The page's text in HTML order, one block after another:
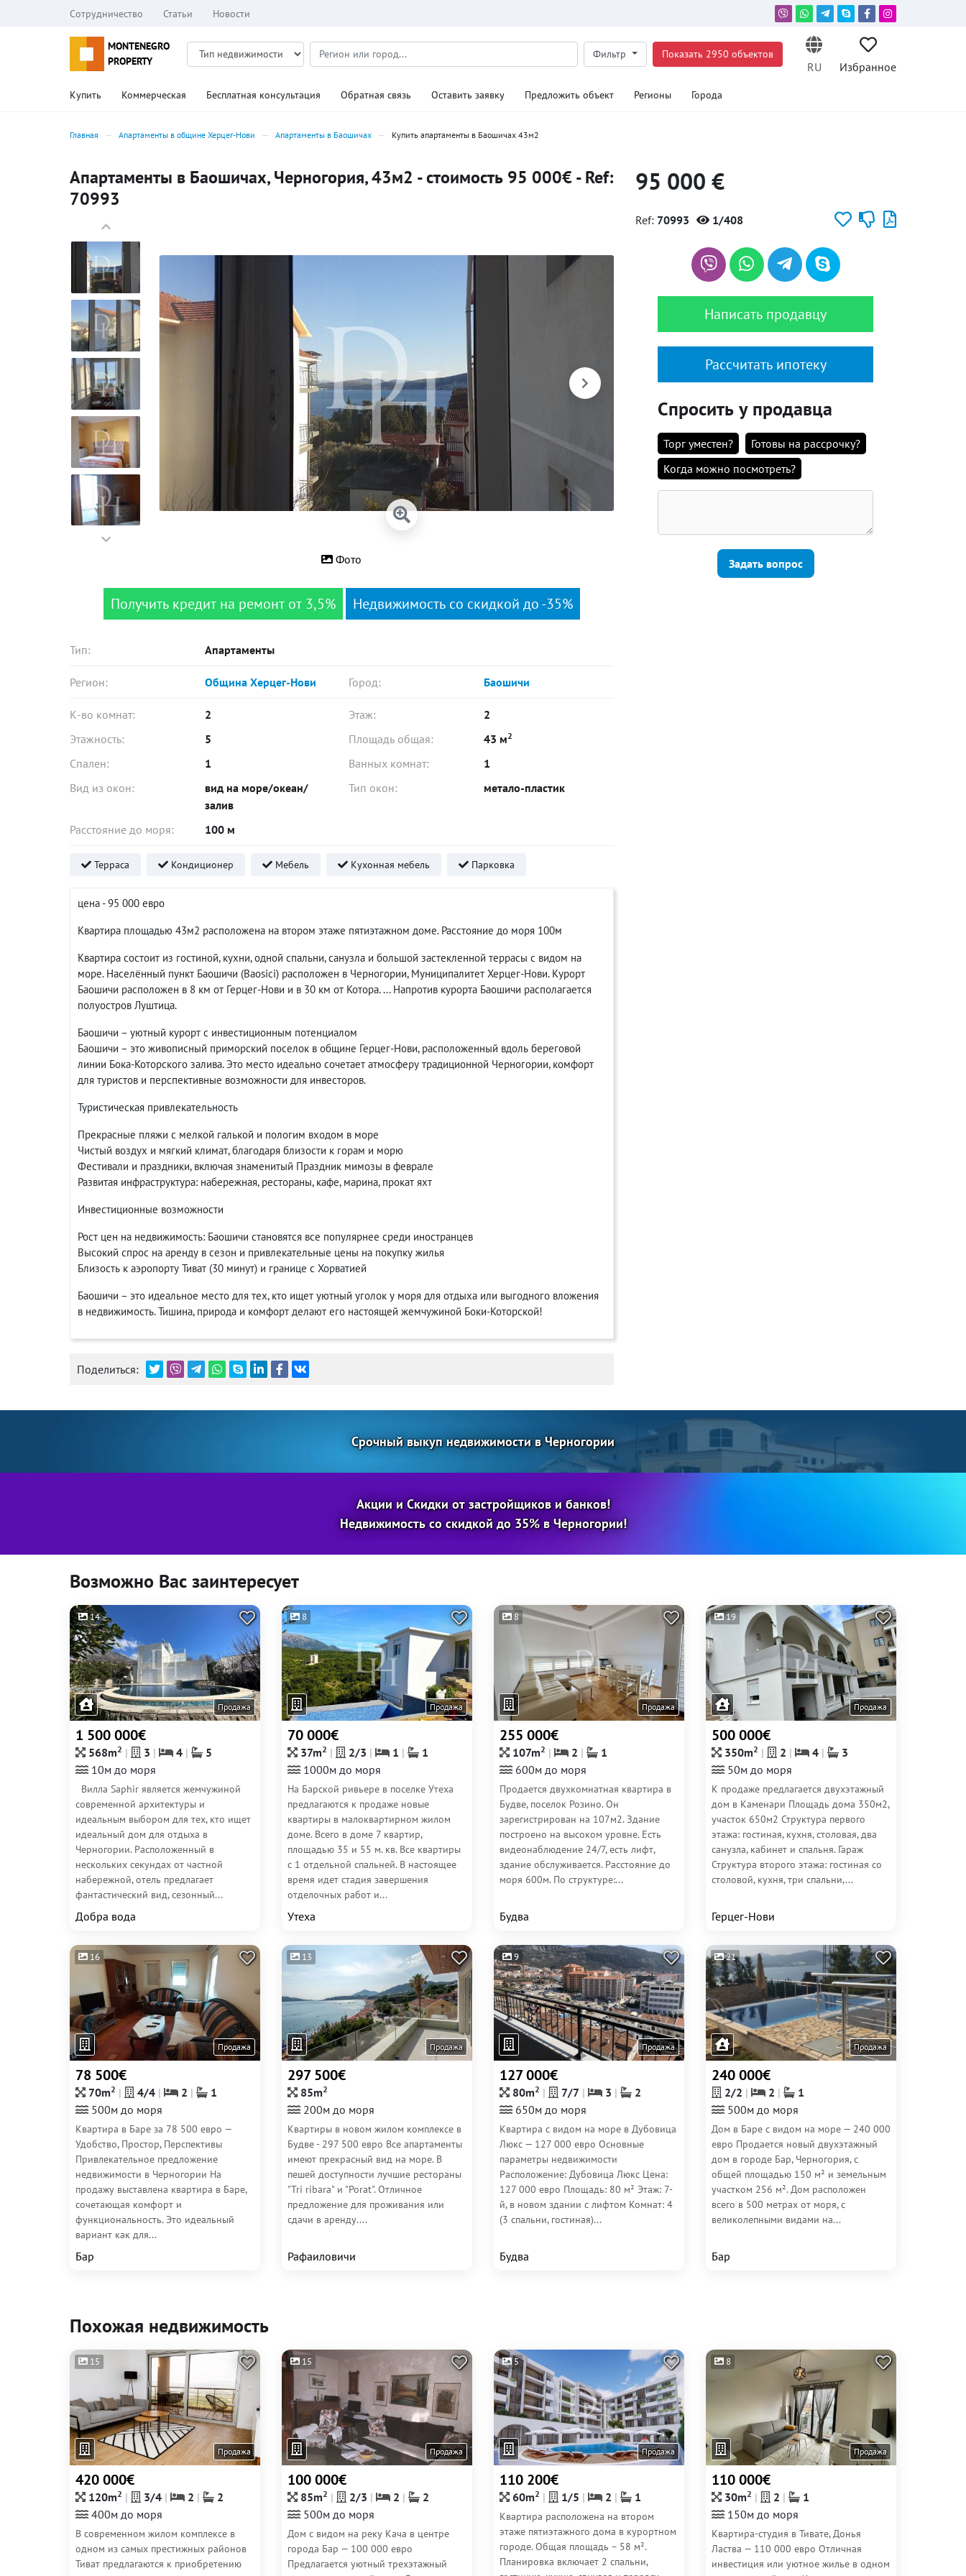
Сотрудничество Статьи Новости
MONTENEGRO
PROPERTY
Фильтр Показать 2950 объектов
RU Избранное
Купить Коммерческая Бесплатная консультация Обратная связь Оставить заявку Предложить объект Регионы Города
Главная Апартаменты в общине Херцег-Нови Апартаменты в Баошичах Купить апартаменты в Баошичах 43м2
Апартаменты в Баошичах, Черногория, 43м2 - стоимость 95 000€ - Ref:
70993
Фото
Получить кредит на ремонт от 3,5% Недвижимость со скидкой до -35%
Тип: Апартаменты
Регион: Община Херцег-Нови Город: Баошичи
К-во комнат: 2 Этаж:
2
Этажность:
5 Площадь общая: 43 м2
Спален: 1 Ванных комнат:
1
Вид из окон:
вид на море/океан/
залив
Тип окон: метало-пластик
Расстояние до моря: 100 м
Терраса Кондиционер Мебель Кухонная мебель Парковка
цена - 95 000 евро
Квартира площадью 43м2 расположена на втором этаже пятиэтажном доме. Расстояние до моря 100м
Квартира состоит из гостиной, кухни, одной спальни, санузла и большой застекленной террасы с видом на
море. Населённый пункт Баошичи (Baosici) расположен в Черногории, Муниципалитет Херцег-Нови. Курорт
Баошичи расположен в 8 км от Герцег-Нови и в 30 км от Котора. ... Напротив курорта Баошичи располагается
полуостров Луштица.
Баошичи – уютный курорт с инвестиционным потенциалом
Баошичи – это живописный приморский поселок в общине Герцег-Нови, расположенный вдоль береговой
линии Бока-Которского залива. Это место идеально сочетает атмосферу традиционной Черногории, комфорт
для туристов и перспективные возможности для инвесторов.
Туристическая привлекательность
Прекрасные пляжи с мелкой галькой и пологим входом в море
Чистый воздух и мягкий климат, благодаря близости к горам и морю
Фестивали и праздники, включая знаменитый Праздник мимозы в феврале
Развитая инфраструктура: набережная, рестораны, кафе, марина, прокат яхт
Инвестиционные возможности
Рост цен на недвижимость: Баошичи становятся все популярнее среди иностранцев
Высокий спрос на аренду в сезон и привлекательные цены на покупку жилья
Близость к аэропорту Тиват (30 минут) и границе с Хорватией
Баошичи – это идеальное место для тех, кто ищет уютный уголок у моря для отдыха или выгодного вложения
в недвижимость. Тишина, природа и комфорт делают его настоящей жемчужиной Боки-Которской!
Поделиться:
95 000 €
Ref: 70993 1/408
Написать продавцу
Рассчитать ипотеку
Спросить у продавца
Торг уместен?
Готовы на рассрочку?
Когда можно посмотреть?
Задать вопрос
Срочный выкуп недвижимости в Черногории
Акции и Скидки от застройщиков и банков!
Недвижимость со скидкой до 35% в Черногории!
Возможно Вас заинтересует
14
Продажа
1 500 000€
568m2 3 4
5
10м до моря
Вилла Saphir является жемчужиной
современной архитектуры и
идеальным выбором для тех, кто ищет
идеальный дом для отдыха в
Черногории. Расположенный в
нескольких секундах от частной
набережной, отель предлагает
фантастический вид, сезонный...
Добра вода
8
Продажа
70 000€
37m2 2/3 1
1
1000м до моря
На Барской ривьере в поселке Утеха
предлагаются к продаже новые
квартиры в малоквартирном жилом
доме. Всего в доме 7 квартир,
площадью 35 и 55 м. кв. Все квартиры
с 1 отдельной спальней. В настоящее
время идет стадия завершения
отделочных работ и...
Утеха
8
Продажа
255 000€
107m2 2
1
600м до моря
Продается двухкомнатная квартира в
Будве, поселок Розино. Он
зарегистрирован на 107м2. Здание
построено на высоком уровне. Есть
видеонаблюдение 24/7, есть лифт,
здание обслуживается. Расстояние до
моря 600м. По структуре:...
Будва
19
Продажа
500 000€
350m2 2 4
3
50м до моря
К продаже предлагается двухэтажный
дом в Каменари Площадь дома 350м2,
участок 650м2 Структура первого
этажа: гостиная, кухня, столовая, два
санузла, кабинет и спальня. Гараж
Структура второго этажа: гостиная со
столовой, кухня, три спальни,...
Герцег-Нови
16
Продажа
78 500€
70m2 4/4 2
1
500м до моря
Квартира в Баре за 78 500 евро —
Удобство, Простор, Перспективы
Привлекательное предложение
недвижимости в Черногории На
продажу выставлена квартира в Баре,
сочетающая комфорт и
функциональность. Это идеальный
вариант как для...
Бар
13
Продажа
297 500€
85m2
200м до моря
Квартиры в новом жилом комплексе в
Будве - 297 500 евро Все апартаменты
имеют прекрасный вид на море. В
пешей доступности лучшие рестораны
"Tri ribara" и "Porat". Отличное
предложение для проживания или
сдачи в аренду....
Рафаиловичи
9
Продажа
127 000€
80m2 7/7 3
2
650м до моря
Квартира с видом на море в Дубовица
Люкс — 127 000 евро Основные
параметры недвижимости
Расположение: Дубовица Люкс Цена:
127 000 евро Площадь: 80 м² Этаж: 7-
й, в новом здании с лифтом Комнат: 4
(3 спальни, гостиная)...
Будва
21
Продажа
240 000€
2/2 2
1
500м до моря
Дом в Баре с видом на море — 240 000
евро Продается новый двухэтажный
дом в городе Бар, Черногория, с
общей площадью 150 м² и земельным
участком 256 м². Дом расположен
всего в 500 метрах от моря, с
великолепными видами на...
Бар
Похожая недвижимость
15
Продажа
420 000€
120m2 3/4 2
2
400м до моря
В современном жилом комплексе в
одном из самых престижных районов
Тиват предлагаются к приобретению
15
Продажа
100 000€
85m2 2/3 2
2
500м до моря
Дом с видом на реку Кача в центре
города Бар — 100 000 евро
Предлагается уютный трехэтажный
5
Продажа
110 200€
60m2 1/5 2 1
Квартира расположена на втором
этаже пятиэтажного дома в курортном
городе. Общая площадь – 58 м².
Планировка включает 2 спальни,
8
Продажа
110 000€
30m2 2
1
150м до моря
Квартира-студия в Тивате, Донья
Ластва — 110 000 евро Отличная
инвестиция или уютное жилье в одном